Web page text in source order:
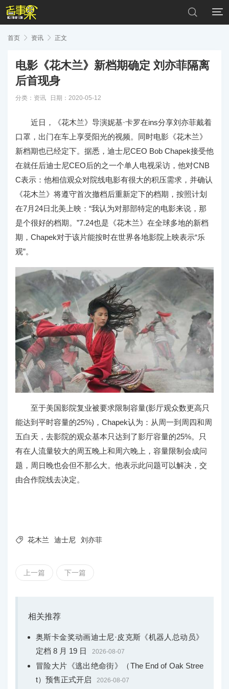


首页  资讯  正文
电影《花木兰》新档期确定 刘亦菲隔离
后首现身
分类： 资讯 日期：2020-05-12
近日，《花木兰》导演妮基·卡罗在ins分享刘亦菲戴着
口罩，出门在车上享受阳光的视频。同时电影《花木兰》
新档期也已经定下。据悉，迪士尼CEO Bob Chapek接受他
在就任后迪士尼CEO后的之一个单人电视采访，他对CNB
C表示：他相信观众对院线电影有很大的积压需求，并确认
《花木兰》将遵守首次撤档后重新定下的档期，按照计划
在7月24日北美上映：“我认为对那部特定的电影来说，那
是个很好的档期。”7.24也是《花木兰》在全球多地的新档
期，Chapek对于该片能按时在世界各地影院上映表示“乐
观”。
至于美国影院复业被要求限制容量(影厅观众数更高只
能达到平时容量的25%)，Chapek认为：从周一到周四和周
五白天，去影院的观众基本只达到了影厅容量的25%。只
有在人流量较大的周五晚上和周六晚上，容量限制会成问
题，周日晚也会但不那么大。他表示此问题可以解决，交
由合作院线去决定。
 花木兰 迪士尼 刘亦菲
上一篇 下一篇
相关推荐
奥斯卡金奖动画迪士尼·皮克斯《机器人总动员》
定档 8 月 19 日
2026-08-07
冒险大片《逃出绝命街》（The End of Oak Stree
t）预售正式开启
2026-08-07